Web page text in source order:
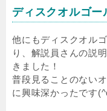
ディスクオルゴー
他にもディスクオル
り、解説員さんの説
きました！
普段見ることのない
に興味深かったです